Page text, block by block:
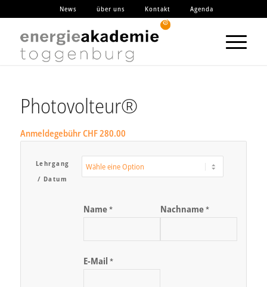
News über uns Kontakt Agenda
Photovolteur®
AnmeldegebührCHF280.00
Lehrgang
/ Datum
Name* Nachname*
E-Mail *